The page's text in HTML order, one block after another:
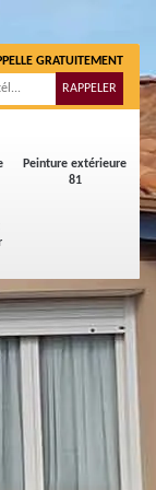
Peinture extérieure
81
GRATUITEMENT